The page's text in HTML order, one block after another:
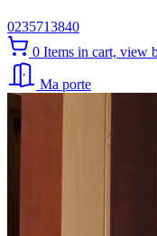
0235713840
0 Items in cart, view
Ma porte